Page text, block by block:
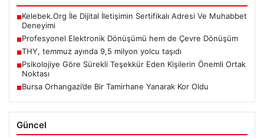
■Kelebek.Org İle Dijital İletişimin Sertifikalı Adresi Ve Muhabbet
Deneyimi
■Profesyonel Elektronik Dönüşümü hem de Çevre Dönüşüm
■THY, temmuz ayında 9,5 milyon yolcu taşıdı
■Psikolojiye Göre Sürekli Teşekkür Eden Kişilerin Önemli Ortak
Noktası
■Bursa Orhangazi’de Bir Tamirhane Yanarak Kor Oldu
Güncel